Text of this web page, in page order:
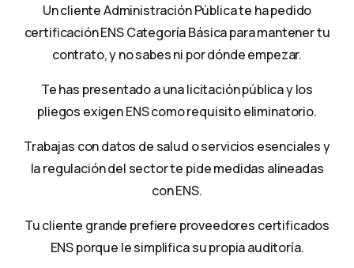
Un cliente Administración Pública te ha pedido
certificación ENS Categoría Básica para mantener tu
contrato, y no sabes ni por dónde empezar.
Te has presentado a una licitación pública y los
pliegos exigen ENS como requisito eliminatorio.
Trabajas con datos de salud o servicios esenciales y
la regulación del sector te pide medidas alineadas
con ENS.
Tu cliente grande prefiere proveedores certificados
ENS porque le simplifica su propia auditoría.